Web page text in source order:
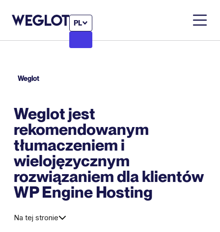
PL
Weglot
Weglot jest
rekomendowanym
tłumaczeniem i
wielojęzycznym
rozwiązaniem dla klientów
WP Engine Hosting
Na tej stronie